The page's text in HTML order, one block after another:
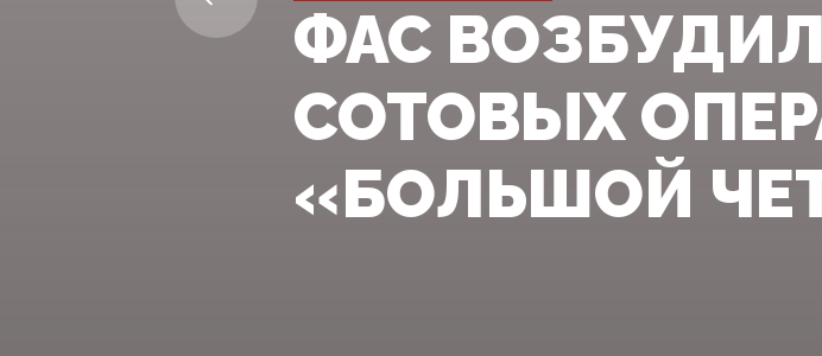
ФАС
СОТОВЫХ
«БОЛЬШОЙ